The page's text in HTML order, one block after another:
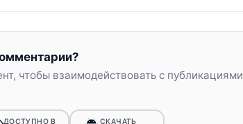
чтобы взаимодействовать с публикациями
ДОСТУПНО В СКАЧАТЬ